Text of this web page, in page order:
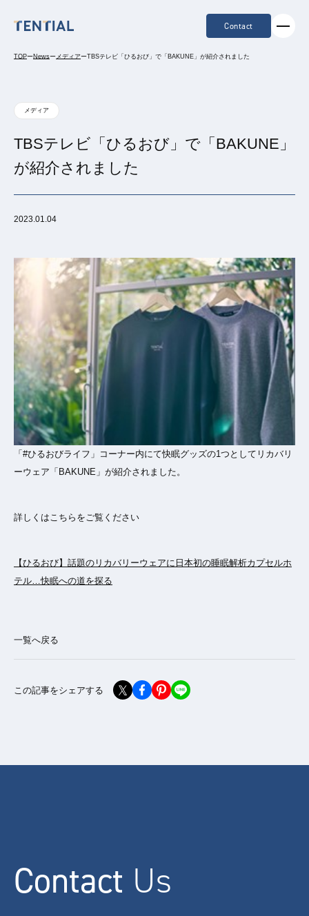
Contact
TOPーNewsーメディアーTBSテレビ「ひるおび」で「BAKUNE」が紹介されました
メディア
TBSテレビ「ひるおび」で「BAKUNE」
が紹介されました
2023.01.04
「#ひるおびライフ」コーナー内にて快眠グッズの1つとしてリカバリ
ーウェア「BAKUNE」が紹介されました。
詳しくはこちらをご覧ください
【ひるおび】話題のリカバリーウェアに日本初の睡眠解析カプセルホ
テル…快眠への道を探る
一覧へ戻る
この記事をシェアする
Contact Us